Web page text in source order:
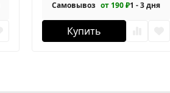
Самовывоз от 190 ₽1 - 3 дня
Купить